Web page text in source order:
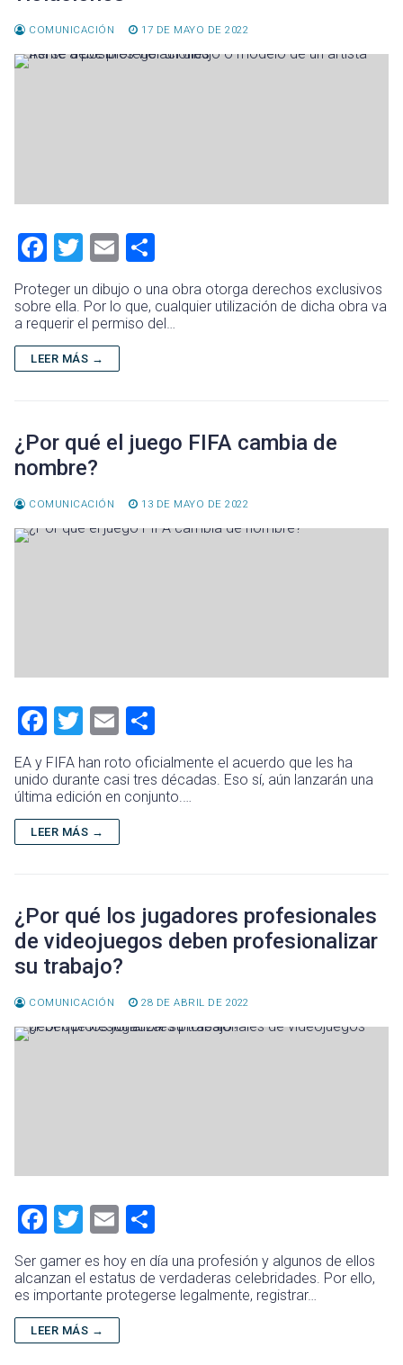
COMUNICACIÓN 17 DE MAYO DE 2022
F
ce
b
o
T
wi
tt
er
E
m
ai
l
m
p
Proteger un dibujo o una obra otorga derechos exclusivos
sobre ella. Por lo que, cualquier utilización de dicha obra va
a requerir el permiso del…
LEER MÁS →
¿Por qué el juego FIFA cambia de
nombre?
COMUNICACIÓN 13 DE MAYO DE 2022
F
a
ce
b
o
T
tt
er
E
m
ai
l
o
m
p
EA y FIFA han roto oficialmente el acuerdo que les ha
unido durante casi tres décadas. Eso sí, aún lanzarán una
última edición en conjunto.…
LEER MÁS →
¿Por qué los jugadores profesionales
de videojuegos deben profesionalizar
su trabajo?
COMUNICACIÓN 28 DE ABRIL DE 2022
F
ce
b
o
T
wi
tt
er
E
ai
l
o
m
p
Ser gamer es hoy en día una profesión y algunos de ellos
alcanzan el estatus de verdaderas celebridades. Por ello,
es importante protegerse legalmente, registrar…
LEER MÁS →